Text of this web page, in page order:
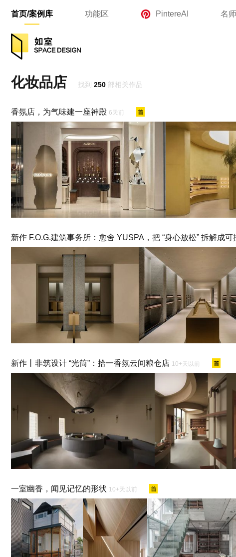
首页/案例库 功能区 PintereAI 名
化妆品店 找到 250 部相关作品
香氛店，为气味建一座神殿 6天前
新作 F.O.G.建筑事务所：愈舍 YUSPA，把 “身心放松” 拆解成
新作丨非筑设计 “光筒”：拾一香氛云间粮仓店 10+天以前
一室幽香，闻见记忆的形状 10+天以前